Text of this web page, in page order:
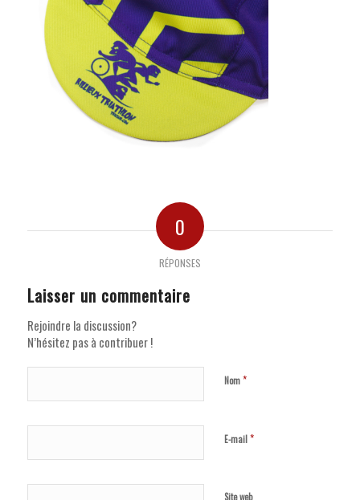
0
RÉPONSES
Laisser un commentaire
Rejoindre la discussion?
N’hésitez pas à contribuer !
Nom*
E-mail*
Site web